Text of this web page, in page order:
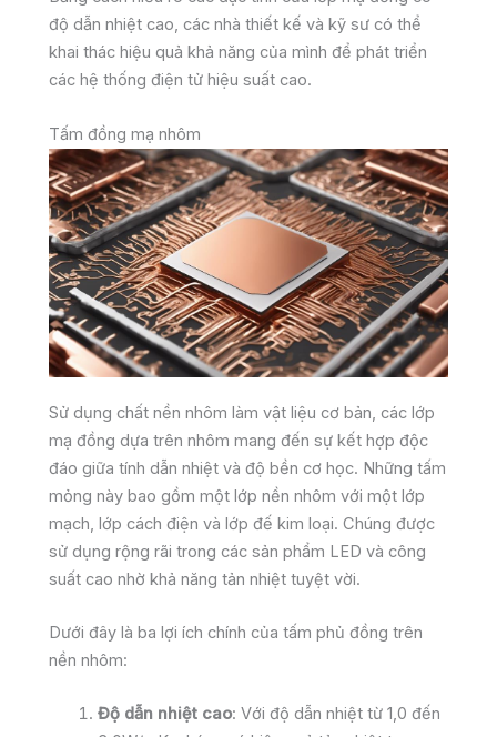
độ dẫn nhiệt cao, các nhà thiết kế và kỹ sư có thể
khai thác hiệu quả khả năng của mình để phát triển
các hệ thống điện tử hiệu suất cao.
Tấm đồng mạ nhôm
Sử dụng chất nền nhôm làm vật liệu cơ bản, các lớp
mạ đồng dựa trên nhôm mang đến sự kết hợp độc
đáo giữa tính dẫn nhiệt và độ bền cơ học. Những tấm
mỏng này bao gồm một lớp nền nhôm với một lớp
mạch, lớp cách điện và lớp đế kim loại. Chúng được
sử dụng rộng rãi trong các sản phẩm LED và công
suất cao nhờ khả năng tản nhiệt tuyệt vời.
Dưới đây là ba lợi ích chính của tấm phủ đồng trên
nền nhôm:
Độ dẫn nhiệt cao: Với độ dẫn nhiệt từ 1,0 đến